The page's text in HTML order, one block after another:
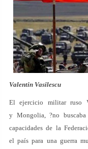
Valentin Vasilescu
El ejercicio militar ruso
y Mongolia, ?no
capacidades de la
el país para una guerra